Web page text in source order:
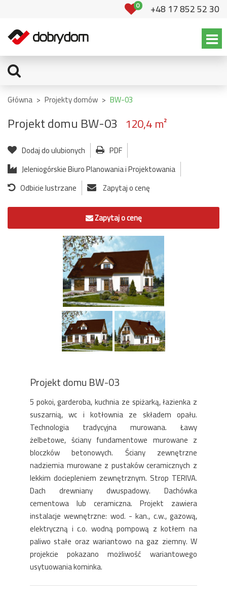
0 +48 17 852 52 30
Główna > Projekty domów > BW-03
Projekt domu BW-03 120,4 m²
Dodaj do ulubionych
PDF
Jeleniogórskie Biuro Planowania i Projektowania
Odbicie lustrzane
Zapytaj o cenę
Zapytaj o cenę
Projekt domu BW-03
5 pokoi, garderoba, kuchnia ze spiżarką, łazienka z
suszarnią, wc i kotłownia ze składem opału.
Technologia tradycyjna murowana. Ławy
żelbetowe, ściany fundamentowe murowane z
bloczków betonowych. Ściany zewnętrzne
nadziemia murowane z pustaków ceramicznych z
lekkim dociepleniem zewnętrznym. Strop TERIVA.
Dach drewniany dwuspadowy. Dachówka
cementowa lub ceramiczna. Projekt zawiera
instalacje wewnętrzne: wod. - kan., c.w., gazową,
elektryczną i c.o. wodną pompową z kotłem na
paliwo stałe oraz wariantowo na gaz ziemny. W
projekcie pokazano możliwość wariantowego
usytuowania kominka.